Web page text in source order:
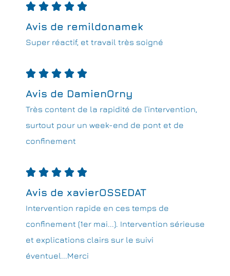
    
Avis de remildonamek
Super réactif, et travail très soigné
    
Avis de DamienOrny
Très content de la rapidité de l’intervention,
surtout pour un week-end de pont et de
confinement
    
Avis de xavierOSSEDAT
Intervention rapide en ces temps de
confinement (1er mai...). Intervention sérieuse
et explications clairs sur le suivi
éventuel...Merci